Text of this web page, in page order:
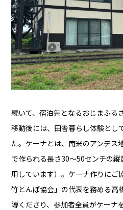
続いて、宿泊先となるおじまふる
移動後には、田舎暮らし体験とし
た。ケーナとは、南米のアンデス
で作られる長さ30〜50センチの
用しています）。ケーナ作りにご
竹とんぼ協会」の代表を務める高
導くださり、参加者全員がケーナ